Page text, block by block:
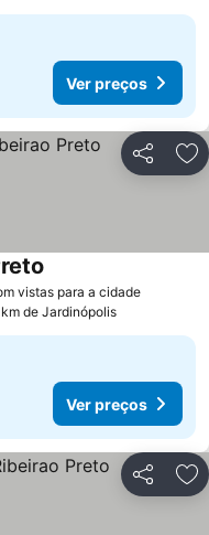
Ver preços
Partilhar
vistas para a cidade
de Jardinópolis
Ver preços
Partilhar